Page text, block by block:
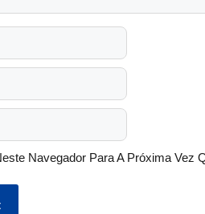
Navegador Para A Próxima Vez